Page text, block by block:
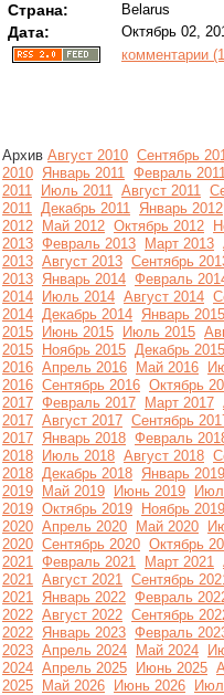
Страна: Belarus
Дата:
Октябрь 02,
комментарии
Архив Август 2010 Сентябрь
2010 Январь 2011 Февраль
2011
Июль 2011 Август 2011
2011 Декабрь 2011 Январь 2012
2012
Май 2012 Октябрь 2012
2013 Февраль 2013 Март 2013
2013 Август 2013 Сентябрь
2013 Январь 2014 Февраль
2014
Июль 2014 Август 2014
2014 Декабрь 2014 Январь 2015
2015
Июнь 2015 Июль 2015
2015
Ноябрь 2015 Декабрь 2015
2016 Апрель 2016 Май 2016
2016 Сентябрь 2016 Октябрь
2017 Февраль 2017 Март 2017
2017 Август 2017 Сентябрь
2017 Январь 2018 Февраль
2018
Июль 2018 Август 2018
2018 Декабрь 2018 Январь 2019
2019
Май 2019 Июнь 2019
2019 Октябрь 2019
Ноябрь 2019
2020 Апрель 2020 Май 2020
2020 Сентябрь 2020 Октябрь
2021 Февраль 2021 Март 2021
2021 Август 2021 Сентябрь
2021 Январь 2022 Февраль
2022 Август 2022 Сентябрь
2022 Январь 2023 Февраль
2023 Апрель 2024 Май 2024
2024 Апрель 2025 Июнь 2025
2025
Май 2026 Июнь 2026